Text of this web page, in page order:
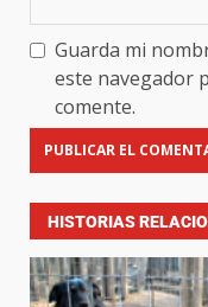
Guarda mi
este navegador
comente.
HISTORIAS